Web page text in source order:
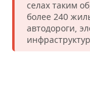
селах таким
более 240
автодороги,